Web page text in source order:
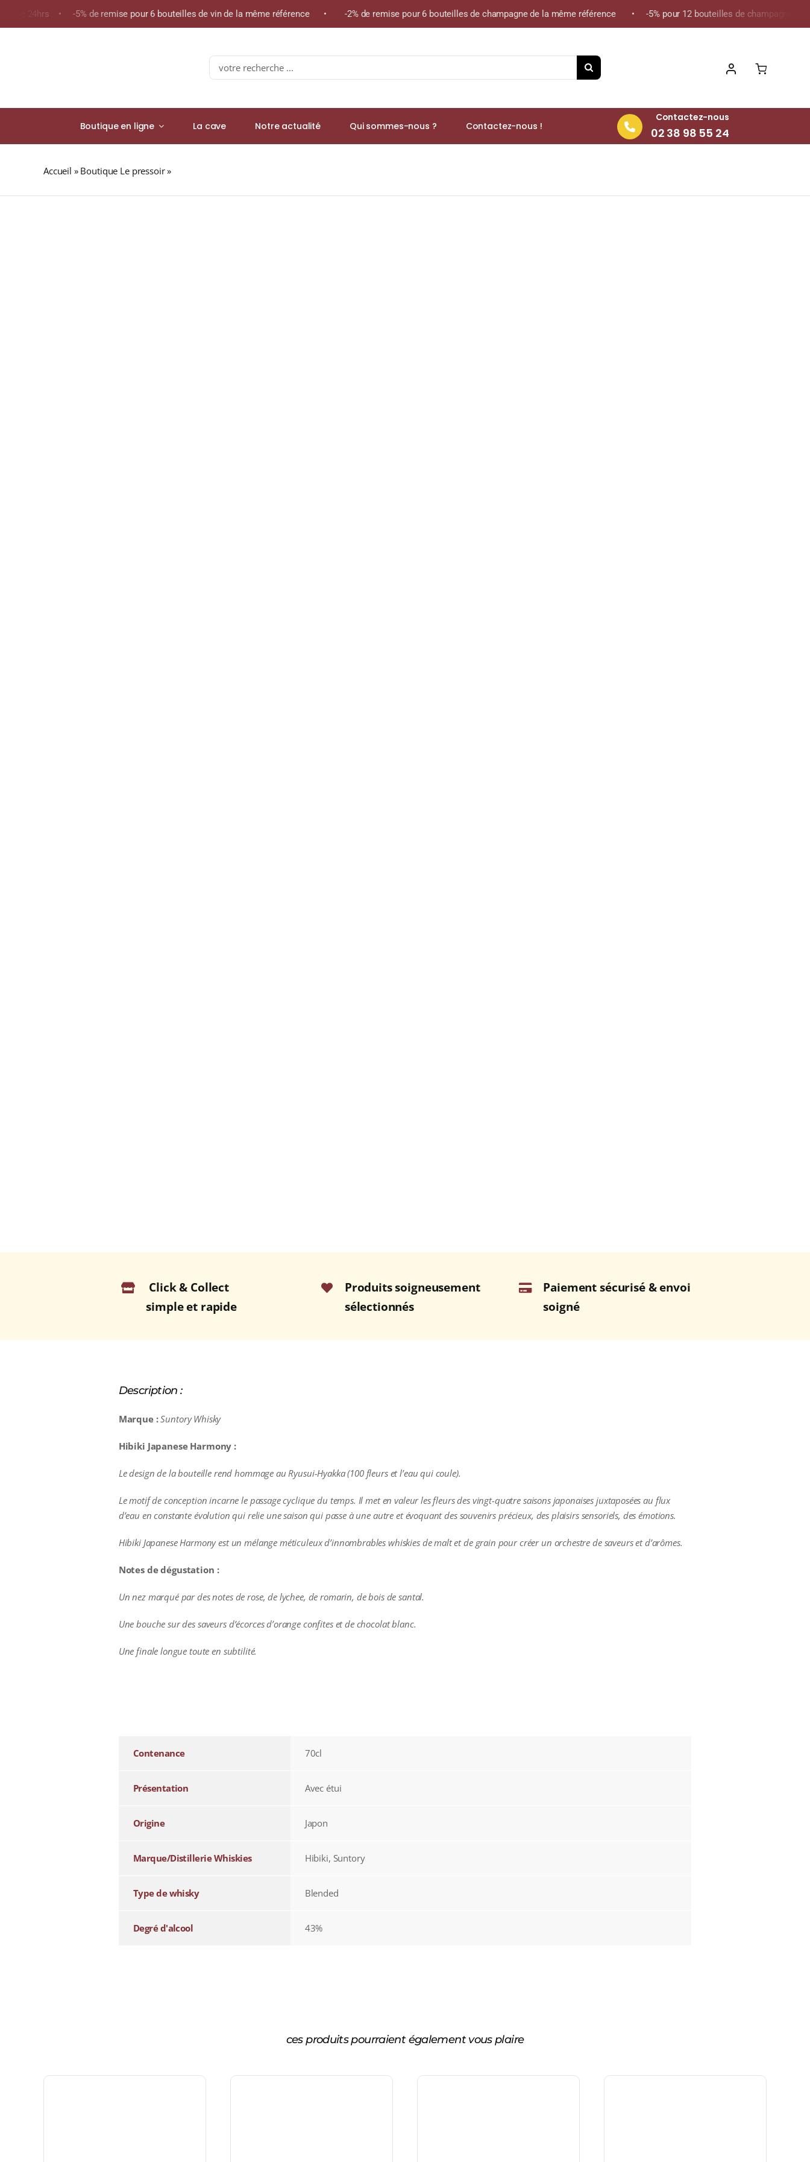
24hrs • -5% de remise pour 6 bouteilles de vin de la même référence • -2% de remise pour 6 bouteilles de champagne de la même référence • -5% pour 12 bouteilles de champagne de la
Search
for:
Boutique en ligne La cave Notre actualité Qui sommes-nous ? Contactez-nous !
Contactez-nous
02 38 98 55 24
Accueil » Boutique Le pressoir»
Click & Collect
simple et rapide
Produits soigneusement
sélectionnés
Paiement sécurisé & envoi
soigné
Description :
Marque :Suntory Whisky
Hibiki Japanese Harmony :
Le design de la bouteille rend hommage au Ryusui-Hyakka (100 fleurs et l’eau qui coule).
Le motif de conception incarne le passage cyclique du temps. Il met en valeur les fleurs des vingt-quatre saisons japonaises juxtaposées au flux
d’eau en constante évolution qui relie une saison qui passe à une autre et évoquant des souvenirs précieux, des plaisirs sensoriels, des émotions.
Hibiki Japanese Harmony est un mélange méticuleux d’innombrables whiskies de malt et de grain pour créer un orchestre de saveurs et d’arômes.
Notes de dégustation :
Un nez marqué par des notes de rose, de lychee, de romarin, de bois de santal.
Une bouche sur des saveurs d’écorces d’orange confites et de chocolat blanc.
Une finale longue toute en subtilité.
Contenance 70cl
Présentation Avec étui
Origine Japon
Marque/Distillerie Whiskies Hibiki, Suntory
Type de whisky Blended
Degré d'alcool 43%
ces produits pourraient également vous plaire